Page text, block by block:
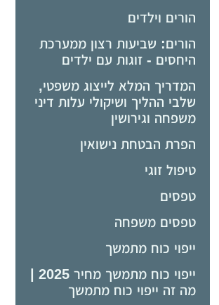
הורים וילדים
הורים: שביעות רצון ממערכת
היחסים - זוגות עם ילדים
המדריך המלא לייצוג משפטי,
שלבי ההליך ושיקולי עלות דיני
משפחה וגירושין
הפרת הבטחת נישואין
טיפול זוגי
טפסים
טפסים משפחה
ייפוי כוח מתמשך
מה זה ייפוי כוח מתמשך